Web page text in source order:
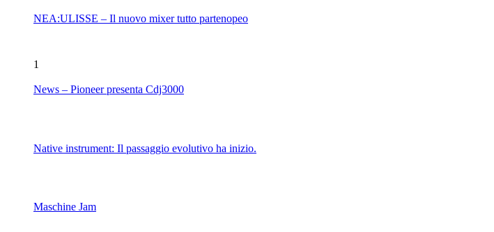
NEA:ULISSE – Il nuovo mixer tutto partenopeo
1
News – Pioneer presenta Cdj3000
Native instrument: Il passaggio evolutivo ha inizio.
Maschine Jam